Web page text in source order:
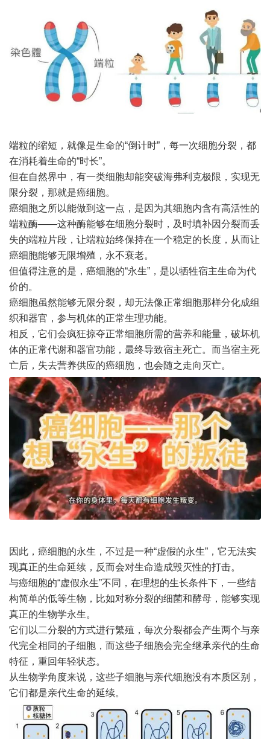
端粒的缩短，就像是生命的“倒计时”，每一次细胞分裂，都
在消耗着生命的“时长”。
但在自然界中，有一类细胞却能突破海弗利克极限，实现无
限分裂，那就是癌细胞。
癌细胞之所以能做到这一点，是因为其细胞内含有高活性的
端粒酶——这种酶能够在细胞分裂时，及时填补因分裂而丢
失的端粒片段，让端粒始终保持在一个稳定的长度，从而让
癌细胞能够无限增殖，永不衰老。
但值得注意的是，癌细胞的“永生”，是以牺牲宿主生命为代
价的。
癌细胞虽然能够无限分裂，却无法像正常细胞那样分化成组
织和器官，参与机体的正常生理功能。
相反，它们会疯狂掠夺正常细胞所需的营养和能量，破坏机
体的正常代谢和器官功能，最终导致宿主死亡。而当宿主死
亡后，失去营养供应的癌细胞，也会随之走向灭亡。
因此，癌细胞的永生，不过是一种“虚假的永生”，它无法实
现真正的生命延续，反而会对生命造成毁灭性的打击。
与癌细胞的“虚假永生”不同，在理想的生长条件下，一些结
构简单的低等生物，比如对称分裂的细菌和酵母，能够实现
真正的生物学永生。
它们以二分裂的方式进行繁殖，每次分裂都会产生两个与亲
代完全相同的子细胞，而这些子细胞会完全继承亲代的生命
特征，重回年轻状态。
从生物学角度来说，这些子细胞与亲代细胞没有本质区别，
它们都是亲代生命的延续。